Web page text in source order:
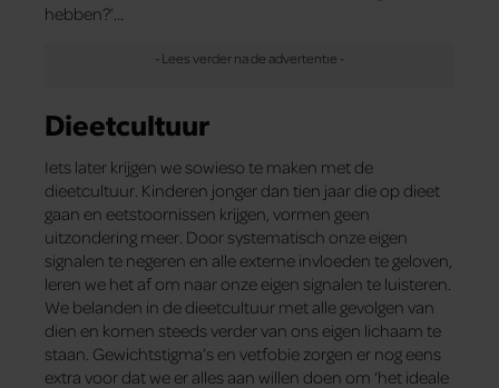
hebben?’…
Dieetcultuur
Iets later krijgen we sowieso te maken met de
dieetcultuur. Kinderen jonger dan tien jaar die op dieet
gaan en eetstoornissen krijgen, vormen geen
uitzondering meer. Door systematisch onze eigen
signalen te negeren en alle externe invloeden te geloven,
leren we het af om naar onze eigen signalen te luisteren.
We belanden in de dieetcultuur met alle gevolgen van
dien en komen steeds verder van ons eigen lichaam te
staan. Gewichtstigma’s en vetfobie zorgen er nog eens
extra voor dat we er alles aan willen doen om ‘het ideale